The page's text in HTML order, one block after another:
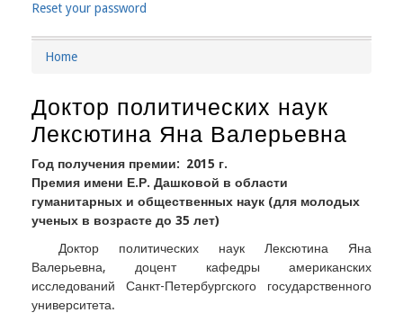
Reset your password
Breadcrumb
Home
Доктор политических наук
Лексютина Яна Валерьевна
Год получения премии
2015 г.
Премия имени Е.Р. Дашковой в области
гуманитарных и общественных наук (для молодых
ученых в возрасте до 35 лет)
Доктор политических наук Лексютина Яна
Валерьевна, доцент кафедры американских
исследований Санкт-Петербургского государственного
университета.